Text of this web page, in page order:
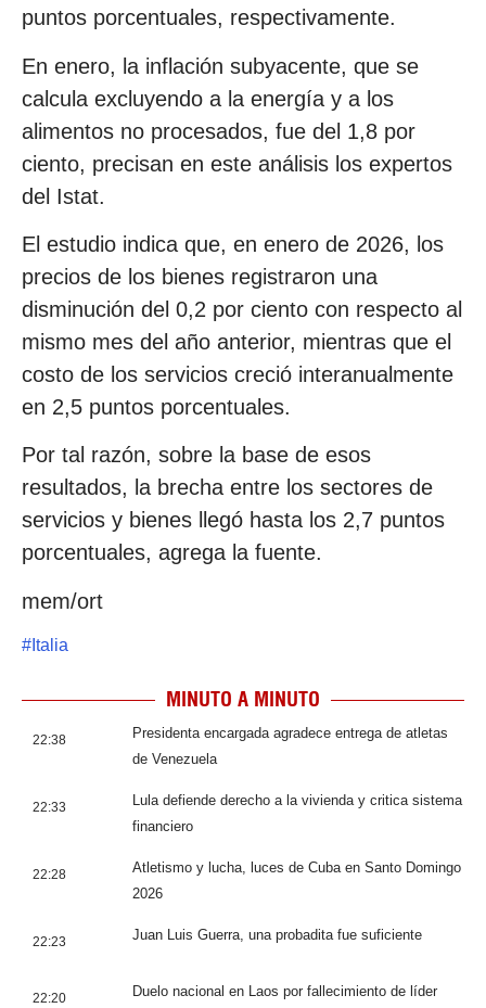
puntos porcentuales, respectivamente.
En enero, la inflación subyacente, que se
calcula excluyendo a la energía y a los
alimentos no procesados, fue del 1,8 por
ciento, precisan en este análisis los expertos
del Istat.
El estudio indica que, en enero de 2026, los
precios de los bienes registraron una
disminución del 0,2 por ciento con respecto al
mismo mes del año anterior, mientras que el
costo de los servicios creció interanualmente
en 2,5 puntos porcentuales.
Por tal razón, sobre la base de esos
resultados, la brecha entre los sectores de
servicios y bienes llegó hasta los 2,7 puntos
porcentuales, agrega la fuente.
mem/ort
# Italia
MINUTO A MINUTO
22:38
Presidenta encargada agradece entrega de atletas
de Venezuela
22:33
Lula defiende derecho a la vivienda y critica sistema
financiero
22:28
Atletismo y lucha, luces de Cuba en Santo Domingo
2026
22:23 Juan Luis Guerra, una probadita fue suficiente
22:20
Duelo nacional en Laos por fallecimiento de líder